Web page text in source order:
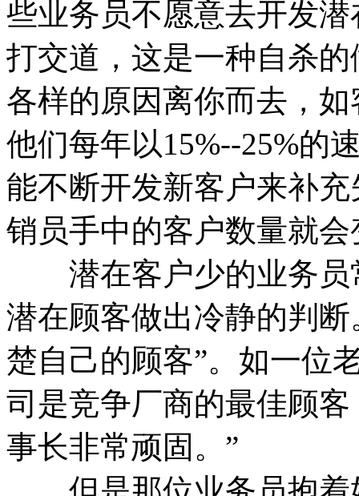
些业务员不愿意去开发
打交道，这是一种自杀
各样的原因离你而去，
他们每年以15%--25%的
能不断开发新客户来补
销员手中的客户数量就
潜在客户少的业务员
潜在顾客做出冷静的判
楚自己的顾客”。如一位
司是竞争厂商的最佳顾
事长非常顽固。”